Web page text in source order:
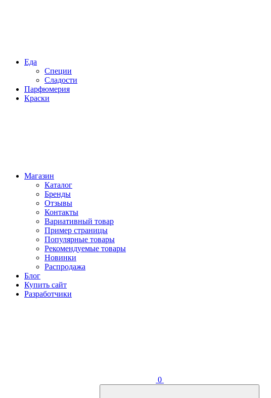
Еда
Специи
Сладости
Парфюмерия
Краски
Магазин
Каталог
Бренды
Отзывы
Контакты
Вариативный товар
Пример страницы
Популярные товары
Рекомендуемые товары
Новинки
Распродажа
Блог
Купить сайт
Разработчики
0